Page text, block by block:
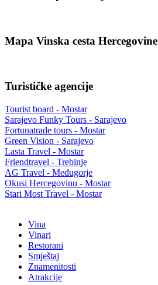
Mapa Vinska cesta Hercegovine
Turističke agencije
Tourist board - Mostar
Sarajevo Funky Tours - Sarajevo
Fortunatrade tours - Mostar
Green Vision - Sarajevo
Lasta Travel - Mostar
Friendtravel - Trebinje
AG Travel - Međugorje
Okusi Hercegovinu - Mostar
Stari Most Travel - Mostar
Vina
Vinari
Restorani
Smještaj
Znamenitosti
Atrakcije